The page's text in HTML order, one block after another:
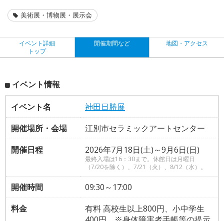
美術展・博物展・展示会
イベント詳細
トップ
開催期間など 地図・アクセス
イベント情報
イベント名
神田日勝展
開催場所・会場
江別市セラミックアートセンター
開催日程
2026年7月18日(土)～9月6日(日)
最終入場は16：30まで。休館日は月曜日
（7/20を除く）、7/21（火）、8/12（水）。
開催時間
09:30～17:00
料金
有料 高校生以上800円、小中学生